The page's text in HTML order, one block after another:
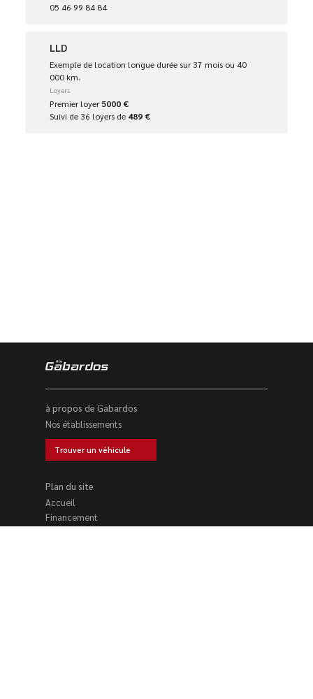
05 46 99 84 84
LLD
Exemple de location longue durée sur 37 mois ou 40
000 km.
Loyers
Premier loyer5000 €
Suivi de 36 loyers de 489 €
à propos de Gabardos
Nos établissements
Trouver un véhicule
Plan du site
Accueil
Financement